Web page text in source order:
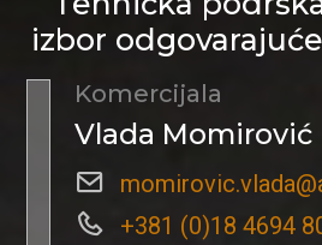
izbor
Komercijala
Vlada Momirović
+381 (0)18 4694